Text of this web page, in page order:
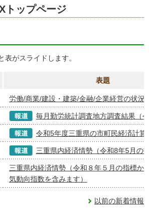
トップページ
がスライドします。
表題
労働/商業/建設・建築/金融/企業経営の状況
毎月勤労統計調査地方調査結果（
令和5年度三重県の市町民経済計算
三重県内経済情勢（令和8年5月の
三重県内経済情勢（令和８年５月の指標か
気動向指数を含みます）
以前の新着情報